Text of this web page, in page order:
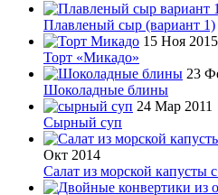
Плавленый сыр (вариант 1)
15 Ноя 2015
Торт «Микадо»
23
Шоколадные блины
24 Мар 2011
Сырный суп
Окт 2014
Салат из морской капусты